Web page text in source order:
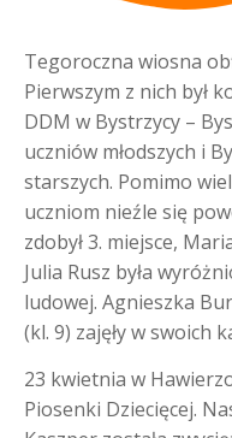
Tegoroczna wiosna
Pierwszym z nich był
DDM w Bystrzycy –
uczniów młodszych i
starszych. Pomimo
uczniom nieźle się
zdobył 3. miejsce,
Julia Rusz była
ludowej. Agnieszka
(kl. 9) zajęły w swoich
23 kwietnia w
Piosenki Dziecięcej.